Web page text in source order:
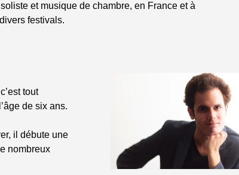
et musique de chambre, en France et à
festivals.
tout
de six ans.
il débute une
nombreux